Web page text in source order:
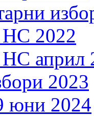
НС 2022
НС април
2023
2024